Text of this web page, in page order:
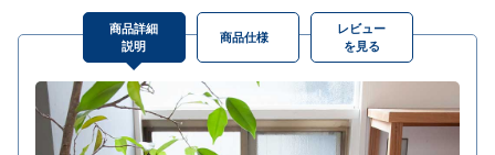
商品詳細
説明
商品仕様
レビュー
を見る